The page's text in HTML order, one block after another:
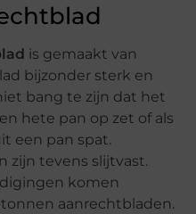
is gemaakt van
bijzonder sterk en
bang te zijn dat het
hete pan op zet of als
een pan spat.
zijn tevens slijtvast.
komen
aanrechtbladen.